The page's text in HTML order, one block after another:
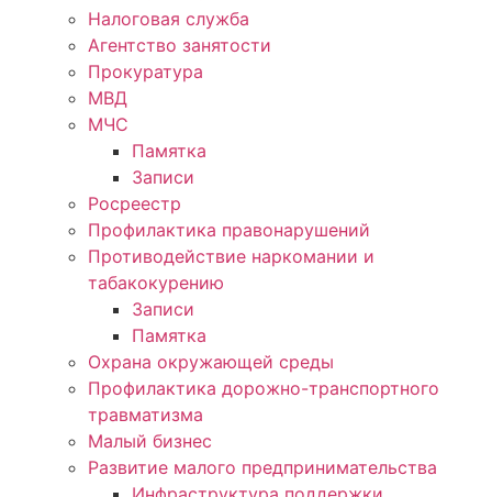
Налоговая служба
Агентство занятости
Прокуратура
МВД
МЧС
Памятка
Записи
Росреестр
Профилактика правонарушений
Противодействие наркомании и
табакокурению
Записи
Памятка
Охрана окружающей среды
Профилактика дорожно-транспортного
травматизма
Малый бизнес
Развитие малого предпринимательства